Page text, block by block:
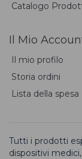
Catalogo
Il Mio
Il mio profilo
Storia ordini
Lista della spesa
Tutti i prodotti
dispositivi